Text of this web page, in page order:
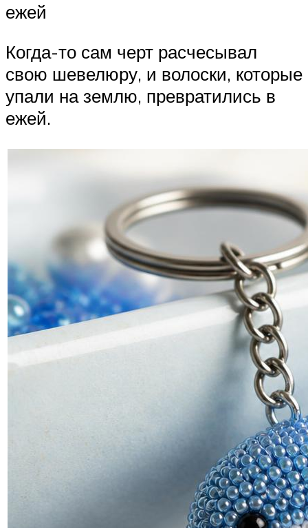
ежей
Когда-то сам черт расчесывал
свою шевелюру, и волоски, которые
упали на землю, превратились в
ежей.